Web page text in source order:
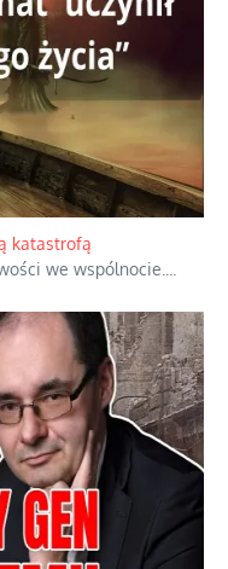
katastrofą
we wspólnocie.